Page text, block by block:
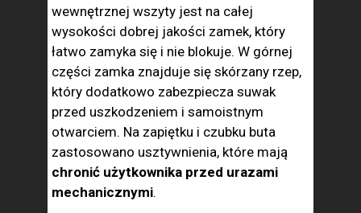
wewnętrznej wszyty jest na całej
wysokości dobrej jakości zamek, który
łatwo zamyka się i nie blokuje. W górnej
części zamka znajduje się skórzany rzep,
który dodatkowo zabezpiecza suwak
przed uszkodzeniem i samoistnym
otwarciem. Na zapiętku i czubku buta
zastosowano usztywnienia, które mają
chronić użytkownika przed urazami
mechanicznymi.